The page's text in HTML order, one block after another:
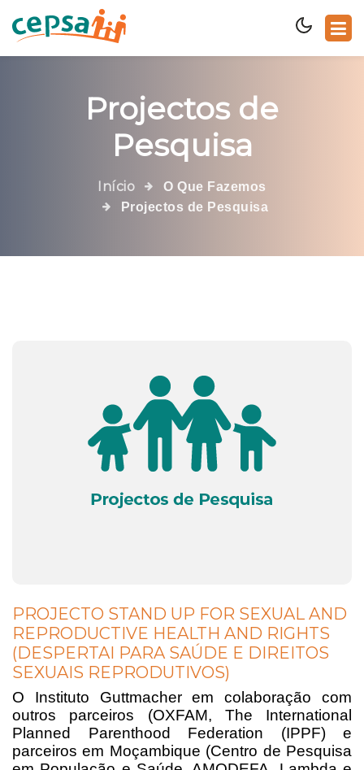
Projectos de
Pesquisa
Início
O Que Fazemos
Projectos de Pesquisa
PROJECTO STAND UP FOR SEXUAL AND
REPRODUCTIVE HEALTH AND RIGHTS
(DESPERTAI PARA SAÚDE E DIREITOS
SEXUAIS REPRODUTIVOS)
O Instituto Guttmacher em colaboração com
outros parceiros (OXFAM, The International
Planned Parenthood Federation (IPPF) e
parceiros em Moçambique (Centro de Pesquisa